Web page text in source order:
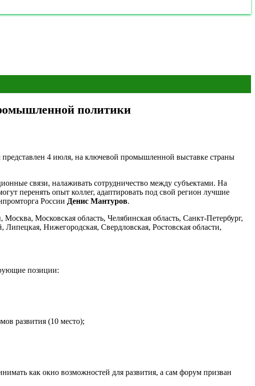
политики
4 июля, на ключевой промышленной выставке страны
связи, налаживать сотрудничество между субъектами. На
перенять опыт коллег, адаптировать под свой регион лучшие
России Денис Мантуров.
Московская область, Челябинская область, Санкт-Петербург,
Нижегородская, Свердловская, Ростовская области,
позиции:
развития (10 место);
как окно возможностей для развития, а сам форум призван